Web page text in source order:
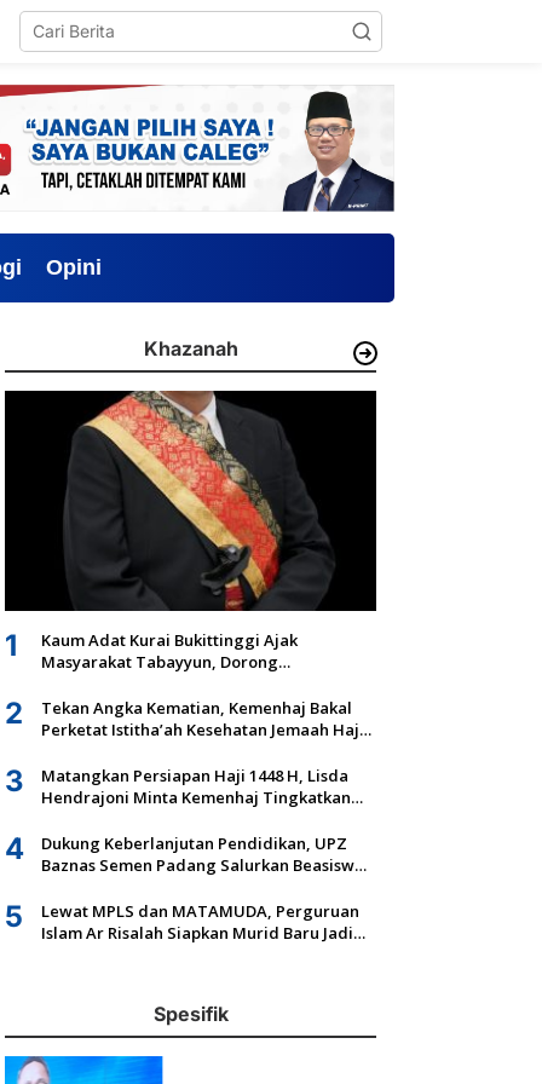
Opini
Khazanah
1
Kaum Adat Kurai Bukittinggi Ajak
Masyarakat Tabayyun, Dorong
Ulayat
2
Tekan Angka Kematian, Kemenhaj Bakal
Perketat Istitha’ah Kesehatan Jemaah Haji
3
Matangkan Persiapan Haji 1448 H, Lisda
Hendrajoni Minta Kemenhaj Tingkatkan
4
Dukung Keberlanjutan Pendidikan, UPZ
Baznas Semen Padang Salurkan Beasiswa
5
Lewat MPLS dan MATAMUDA, Perguruan
Islam Ar Risalah Siapkan Murid Baru Jadi
Spesifik